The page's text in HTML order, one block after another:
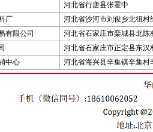
河北省行唐县张霍中
厂
河北省沙河市刘俊乡北徂村
有限公司
河北省石家庄市栾城县北陈
河北省石家庄市正定县东汉
中心
河北省海兴县辛集镇辛集村